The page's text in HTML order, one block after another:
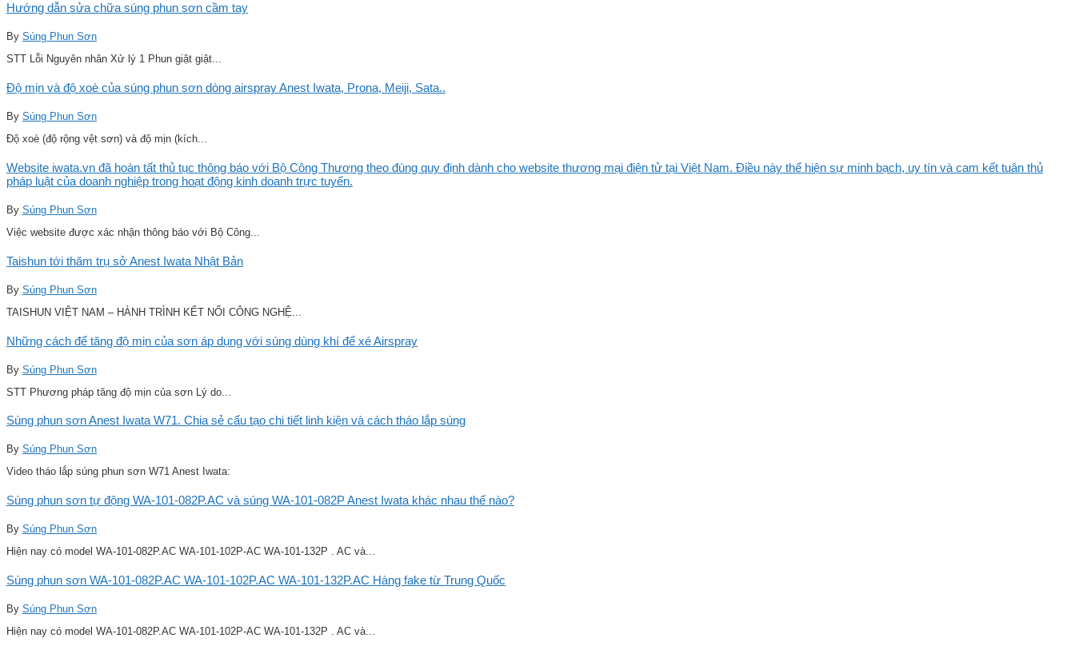
Hướng dẫn sửa chữa súng phun sơn cầm tay
By Súng Phun Sơn
STT Lỗi Nguyên nhân Xử lý 1 Phun giật giật...
Độ mịn và độ xoè của súng phun sơn dòng airspray Anest Iwata, Prona, Meiji, Sata..
By Súng Phun Sơn
Độ xoè (độ rộng vệt sơn) và độ mịn (kích...
Website iwata.vn đã hoàn tất thủ tục thông báo với Bộ Công Thương theo đúng quy định dành cho website thương mại điện tử tại Việt Nam. Điều này thể hiện sự minh bạch, uy tín và cam kết tuân thủ
pháp luật của doanh nghiệp trong hoạt động kinh doanh trực tuyến.
By Súng Phun Sơn
Việc website được xác nhận thông báo với Bộ Công...
Taishun tới thăm trụ sở Anest Iwata Nhật Bản
By Súng Phun Sơn
TAISHUN VIỆT NAM – HÀNH TRÌNH KẾT NỐI CÔNG NGHỆ...
Những cách để tăng độ mịn của sơn áp dụng với súng dùng khí để xé Airspray
By Súng Phun Sơn
STT Phương pháp tăng độ mịn của sơn Lý do...
Súng phun sơn Anest Iwata W71. Chia sẻ cấu tạo chi tiết linh kiện và cách tháo lắp súng
By Súng Phun Sơn
Video tháo lắp súng phun sơn W71 Anest Iwata:
Súng phun sơn tự động WA-101-082P.AC và súng WA-101-082P Anest Iwata khác nhau thế nào?
By Súng Phun Sơn
Hiện nay có model WA-101-082P.AC WA-101-102P-AC WA-101-132P . AC và...
Súng phun sơn WA-101-082P.AC WA-101-102P.AC WA-101-132P.AC Hàng fake từ Trung Quốc
By Súng Phun Sơn
Hiện nay có model WA-101-082P.AC WA-101-102P-AC WA-101-132P . AC và...